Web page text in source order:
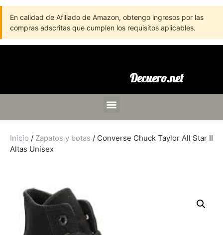
En calidad de Afiliado de Amazon, obtengo ingresos por las
compras adscritas que cumplen los requisitos aplicables.
Decuero.net
Inicio / Zapatos y botas / Converse Chuck Taylor All Star II
Altas Unisex